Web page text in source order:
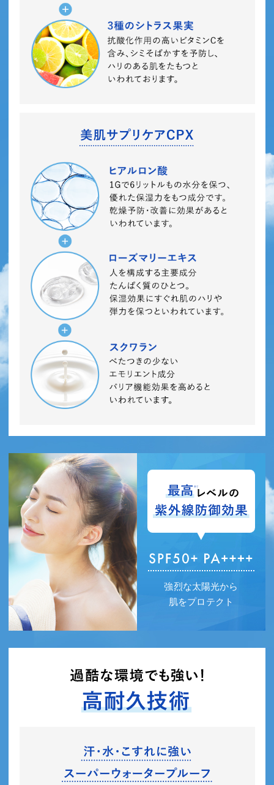
強烈な太陽光から
肌をプロテクト